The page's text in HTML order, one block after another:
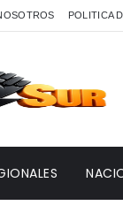
POLITICA